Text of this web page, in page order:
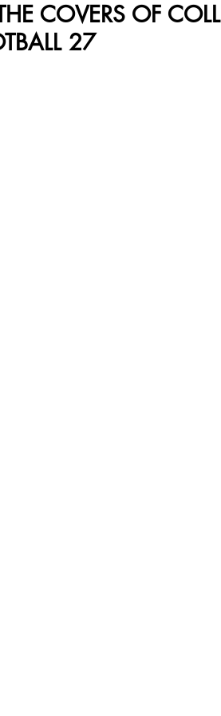
COVERS OF
27